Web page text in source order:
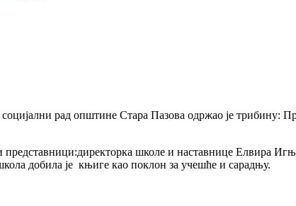
рад општине Стара Пазова одржао је трибину:
школе и наставнице Елвира
добила је књиге као поклон за учешће и сарадњу.